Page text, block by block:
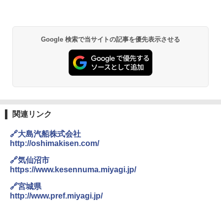
GRANDOOR ステンレス保冷剤 2個セット 2
026リニューアル 急速冷凍 空間倍増 衛生的
コンパクト 保冷力長持ち
￥2,980
秒）射程5～10m 安全ロック搭載 携帯収納袋
付き ヒグマ・イノシシ対策 自治体・教育機
関の購入実績 登山・キャンプ・アウトドア・
Google 検索で当サイトの記事を優先表示させる
関連リンク
🔗大島汽船株式会社
http://oshimakisen.com/
🔗気仙沼市
https://www.kesennuma.miyagi.jp/
🔗宮城県
http://www.pref.miyagi.jp/